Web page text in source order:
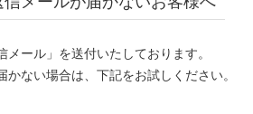
メール」を送付いたしております。
かない場合は、下記をお試しください。